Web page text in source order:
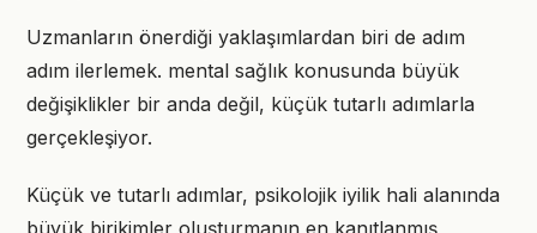
Uzmanların önerdiği yaklaşımlardan biri de adım
adım ilerlemek. mental sağlık konusunda büyük
değişiklikler bir anda değil, küçük tutarlı adımlarla
gerçekleşiyor.
Küçük ve tutarlı adımlar, psikolojik iyilik hali alanında
büyük birikimler oluşturmanın en kanıtlanmış